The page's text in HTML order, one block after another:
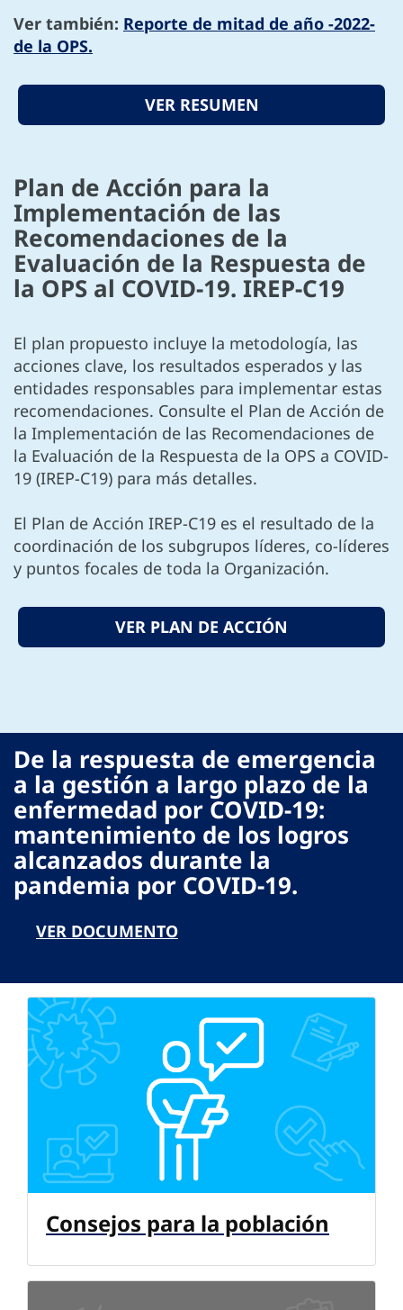
Ver también: Reporte de mitad de año -2022-
de la OPS.
VER RESUMEN
Plan de Acción para la
Implementación de las
Recomendaciones de la
Evaluación de la Respuesta de
la OPS al COVID-19. IREP-C19
El plan propuesto incluye la metodología, las
acciones clave, los resultados esperados y las
entidades responsables para implementar estas
recomendaciones. Consulte el Plan de Acción de
la Implementación de las Recomendaciones de
la Evaluación de la Respuesta de la OPS a COVID-
19 (IREP-C19) para más detalles.
El Plan de Acción IREP-C19 es el resultado de la
coordinación de los subgrupos líderes, co-líderes
y puntos focales de toda la Organización.
VER PLAN DE ACCIÓN
De la respuesta de emergencia
a la gestión a largo plazo de la
enfermedad por COVID-19:
mantenimiento de los logros
alcanzados durante la
pandemia por COVID-19.
VER DOCUMENTO
Consejos para la población